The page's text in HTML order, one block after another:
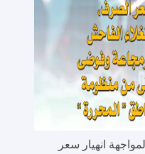
انهيار سعر